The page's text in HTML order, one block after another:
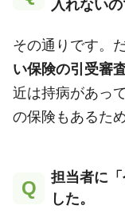
入れないの
その通りです。
い保険の引受審
近は持病があっ
の保険もあるた
Q
担当者に
した。